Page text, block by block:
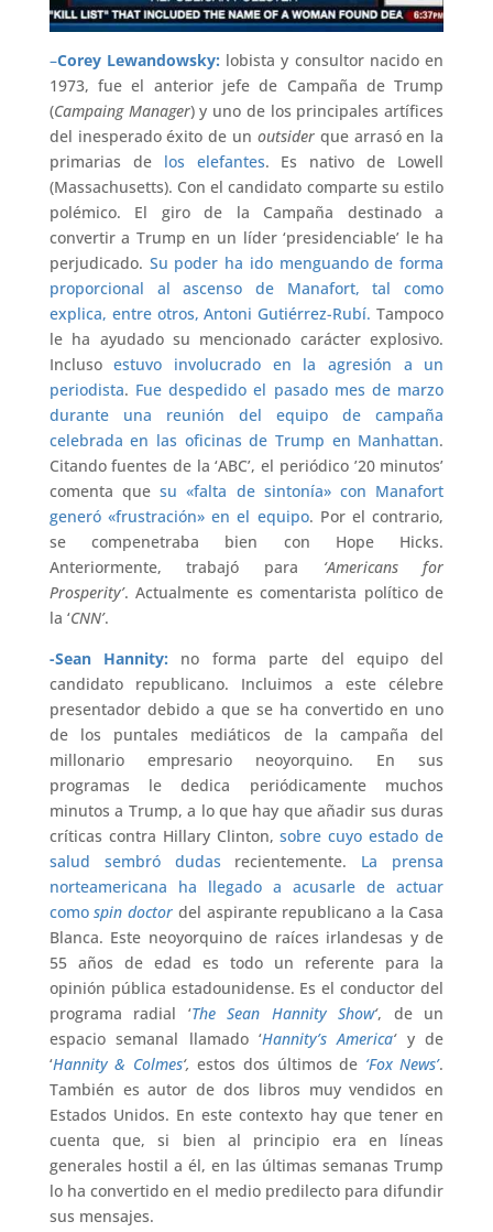
–Corey Lewandowsky: lobista y consultor nacido en
1973, fue el anterior jefe de Campaña de Trump
(Campaing Manager) y uno de los principales artífices
del inesperado éxito de un outsiderque arrasó en la
primarias de los elefantes. Es nativo de Lowell
(Massachusetts). Con el candidato comparte su estilo
polémico. El giro de la Campaña destinado a
convertir a Trump en un líder ‘presidenciable’ le ha
perjudicado. Su poder ha ido menguando de forma
proporcional al ascenso de Manafort, tal como
explica, entre otros,Antoni Gutiérrez-Rubí. Tampoco
le ha ayudado su mencionado carácter explosivo.
Inclusoestuvo involucrado en la agresión a un
periodista. Fue despedido el pasado mes de marzo
durante una reunión del equipo de campaña
celebrada en las oficinas de Trump en Manhattan.
Citando fuentes de la ‘ABC’, el periódico ’20 minutos’
comenta quesu «falta de sintonía» con Manafort
generó «frustración» en el equipo. Por el contrario,
se compenetraba bien con Hope Hicks.
Anteriormente, trabajó para ‘Americans for
Prosperity’. Actualmente es comentarista político de
la ‘CNN’.
-Sean Hannity: no forma parte del equipo del
candidato republicano. Incluimos a este célebre
presentador debido a que se ha convertido en uno
de los puntales mediáticos de la campaña del
millonario empresario neoyorquino. En sus
programas le dedica periódicamente muchos
minutos a Trump, a lo que hay que añadir sus duras
críticas contra Hillary Clinton,sobre cuyo estado de
salud sembró dudas recientemente. La prensa
norteamericana ha llegado a acusarle de actuar
comospin doctor del aspirante republicano a la Casa
Blanca. Este neoyorquino de raíces irlandesas y de
55 años de edad es todo un referente para la
opinión pública estadounidense. Es el conductor del
programa radial ‘The Sean Hannity Show‘, de un
espacio semanal llamado ‘Hannity’s America‘y de
‘Hannity & Colmes‘,estos dos últimos de ‘Fox News’.
También es autor de dos libros muy vendidos en
Estados Unidos. En este contexto hay que tener en
cuenta que, si bien al principio era en líneas
generales hostil a él, en las últimas semanas Trump
lo ha convertido en el medio predilecto para difundir
sus mensajes.